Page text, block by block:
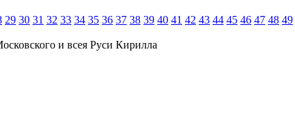
29 30 31 32 33 34 35 36 37 38 39 40 41 42 43 44 45 46 47 48 49
и всея Руси Кирилла